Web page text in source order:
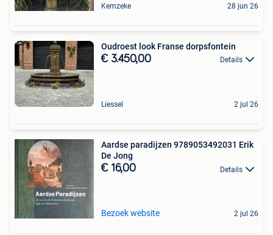
Kemzeke 28 jun 26
Oudroest look Franse dorpsfontein
€ 3.450,00 Details
Liessel 2 jul 26
Aardse paradijzen 9789053492031 Erik
De Jong
€ 16,00 Details
Bezoek website 2 jul 26